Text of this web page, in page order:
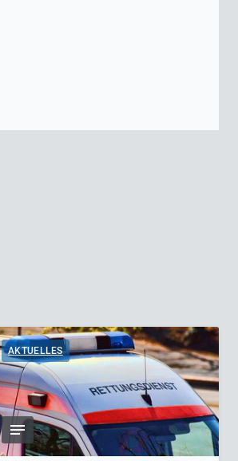
AKTUELLES